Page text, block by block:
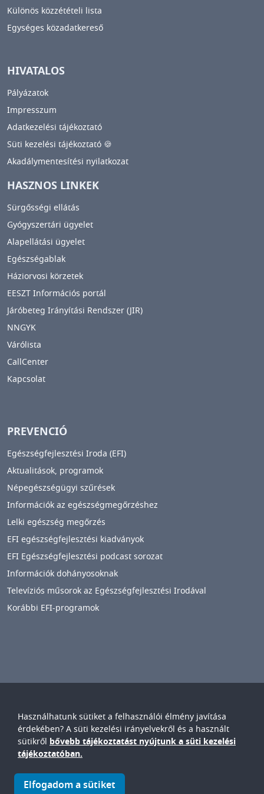
Használhatunk sütiket a felhasználói élmény javítása
érdekében? A süti kezelési irányelvekről és a használt
sütikről bővebb tájékoztatást nyújtunk a süti kezelési
tájékoztatóban.
Elfogadom a sütiket
IMAGE
Különös közzétételi lista
Egységes közadatkereső
HIVATALOS
Pályázatok
Impresszum
Adatkezelési tájékoztató
Süti kezelési tájékoztató 🍪
Akadálymentesítési nyilatkozat
HASZNOS LINKEK
Sürgősségi ellátás
Gyógyszertári ügyelet
Alapellátási ügyelet
Egészségablak
Háziorvosi körzetek
EESZT Információs portál
Járóbeteg Irányítási Rendszer (JIR)
NNGYK
Várólista
CallCenter
Kapcsolat
PREVENCIÓ
Egészségfejlesztési Iroda (EFI)
Aktualitások, programok
Népegészségügyi szűrések
Információk az egészségmegőrzéshez
Lelki egészség megőrzés
EFI egészségfejlesztési kiadványok
EFI Egészségfejlesztési podcast sorozat
Információk dohányosoknak
Televíziós műsorok az Egészségfejlesztési Irodával
Korábbi EFI-programok
Győr-Moson-Sopron Vármegyei
Petz Aladár
Egyetemi Oktató Kórház
© Győr-Moson-Sopron Vármegyei Petz Aladár Egyetemi Oktató
Kórház • 9024. Győr, Vasvári P. u. 2-4.